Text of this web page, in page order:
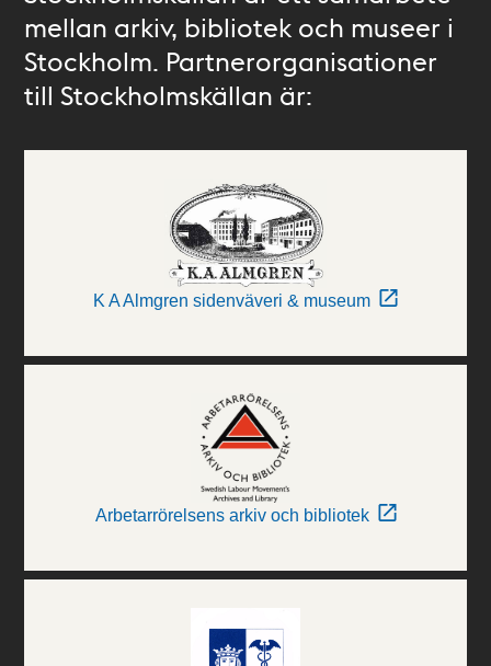
mellan arkiv, bibliotek och museer i
Stockholm. Partnerorganisationer
till Stockholmskällan är:
K A Almgren sidenväveri & museum
Arbetarrörelsens arkiv och bibliotek